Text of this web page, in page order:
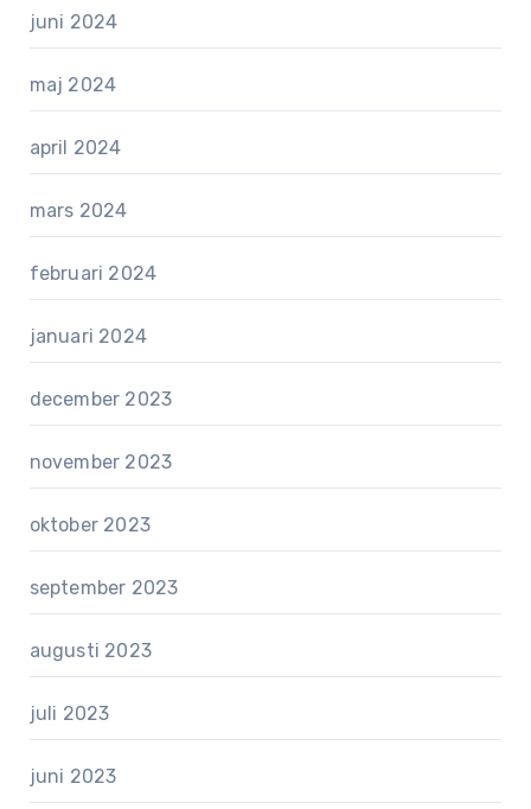
juni 2024
maj 2024
april 2024
mars 2024
februari 2024
januari 2024
december 2023
november 2023
oktober 2023
september 2023
augusti 2023
juli 2023
juni 2023